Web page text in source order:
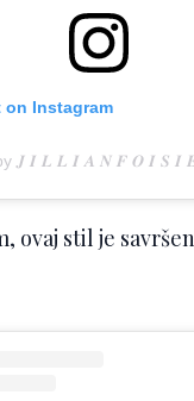
Instagram
𝑱 𝑰 𝑳 𝑳 𝑰 𝑨 𝑵 𝑭 𝑶 𝑰 𝑺 𝑰
ovaj stil je